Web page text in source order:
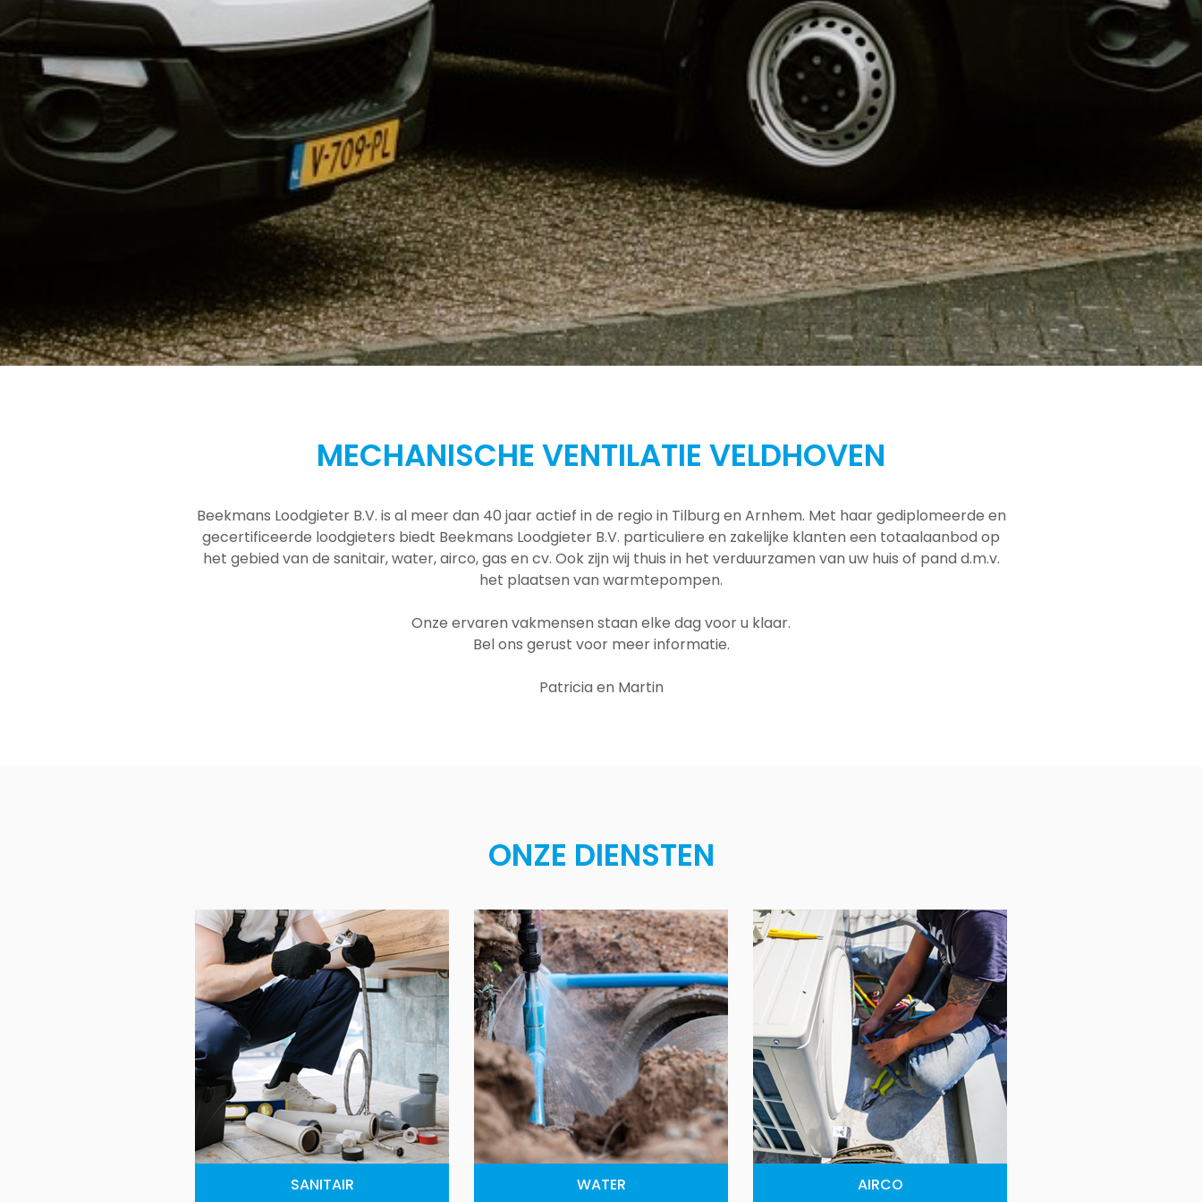
MECHANISCHE VENTILATIE VELDHOVEN
Beekmans Loodgieter B.V. is al meer dan 40 jaar actief in de regio in Tilburg en Arnhem. Met haar gediplomeerde en
gecertificeerde loodgieters biedt Beekmans Loodgieter B.V. particuliere en zakelijke klanten een totaalaanbod op
het gebied van de sanitair, water, airco, gas en cv. Ook zijn wij thuis in het verduurzamen van uw huis of pand d.m.v.
het plaatsen van warmtepompen.
Onze ervaren vakmensen staan elke dag voor u klaar.
Bel ons gerust voor meer informatie.
Patricia en Martin
ONZE DIENSTEN
SANITAIR WATER AIRCO